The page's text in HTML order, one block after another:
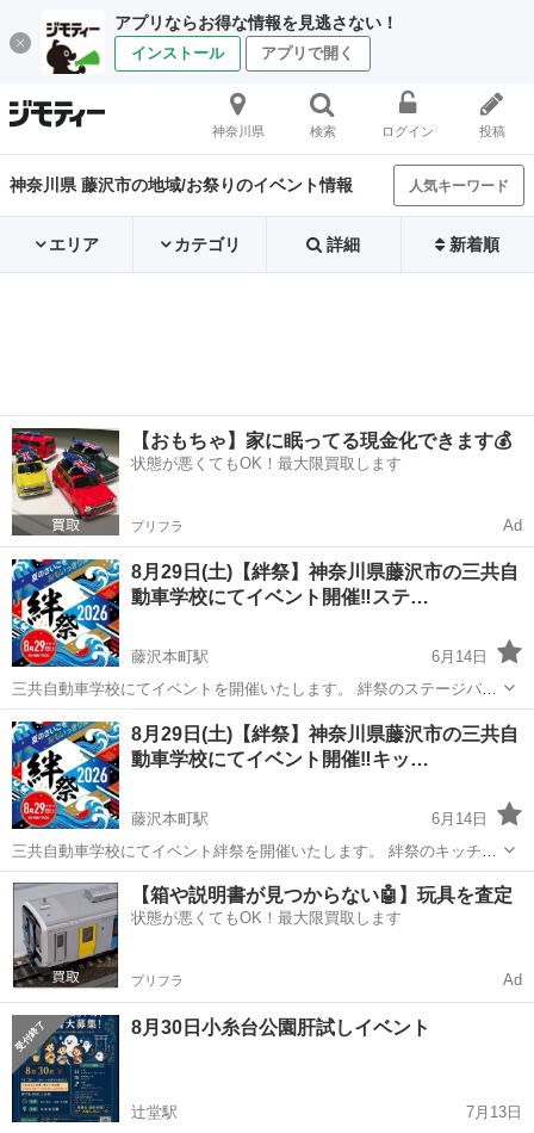
アプリならお得な情報を見逃さない！
インストール アプリで開く
神奈川県 検索 ログイン 投稿
神奈川県 藤沢市の地域/お祭りのイベント情報 人気キーワード
エリア カテゴリ 詳細 新着順
【おもちゃ】家に眠ってる現金化できます💰
状態が悪くてもOK！最大限買取します
プリフラ Ad
8月29日(土)【絆祭】神奈川県藤沢市の三共自
動車学校にてイベント開催‼︎ステ…
藤沢本町駅
6月14日
三共自動車学校にてイベントを開催いたします。 絆祭のステージパフ
ォーマーを募集中 日程 ：8月29日（土） 雨天の場合は9月5日(土)
時間 ：１０時～１５時 場所 ：三共自動車学校 神奈
川県藤沢市本藤沢1...
神奈川 藤沢市 藤沢本町駅 地域/お祭り 自動車学校
8月29日(土)【絆祭】神奈川県藤沢市の三共自
動車学校にてイベント開催‼︎キッ…
藤沢本町駅
6月14日
三共自動車学校にてイベント絆祭を開催いたします。 絆祭のキッチン
カーを募集中 日程 ：8月29日（土） 雨の場合9月5日(土) 時
間 ：１０時～１５時 場所 ：三共自動車学校 神奈川
県藤沢市本藤沢1-11-...
神奈川 藤沢市 藤沢本町駅 地域/お祭り キッチンカー
【箱や説明書が見つからない🤖】玩具を査定
状態が悪くてもOK！最大限買取します
プリフラ Ad
8月30日小糸台公園肝試しイベント
辻堂駅
7月13日